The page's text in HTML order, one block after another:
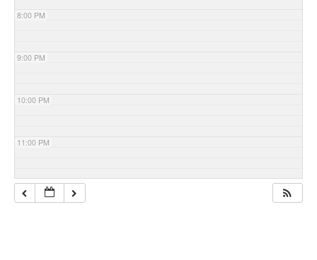
8:00 PM
9:00 PM
10:00 PM
11:00 PM